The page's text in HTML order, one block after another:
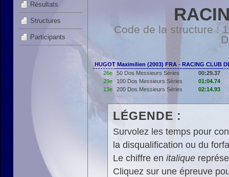
Résultats
Structures
Participants
Code de la structure :
HUGOT Maximilien (2003) FRA - RACING CLUB
26e
50 Dos Messieurs Séries
00:29.37
29e
100 Dos Messieurs Séries
01:04.74
13e
200 Dos Messieurs Séries 02:14.93
LÉGENDE :
Survolez les temps pour
la disqualification ou du
Le chiffre en italique
Cliquez sur une épreuve